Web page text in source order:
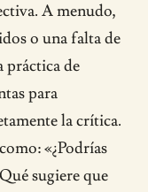
A menudo,
o una falta de
práctica de
para
la crítica.
«¿Podrías
sugiere que